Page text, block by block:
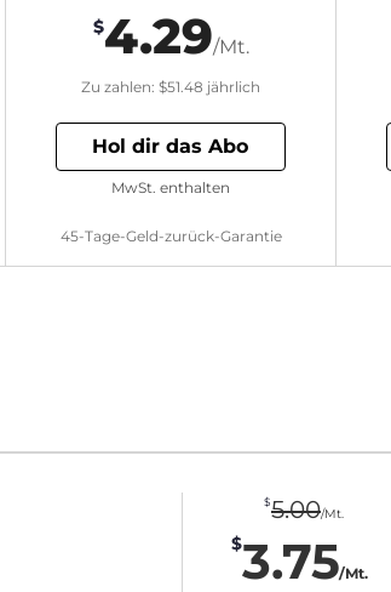
$4.29/Mt.
Zu zahlen: $51.48 jährlich
Hol dir das Abo
45-Tage-Geld-zurück-Garantie
MwSt. enthalten
$5.00/Mt.
$3.75/Mt.